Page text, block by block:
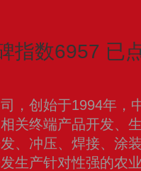
指数6957 已
，创始于1994年，
关终端产品开发、
、冲压、焊接、涂
生产针对性强的农